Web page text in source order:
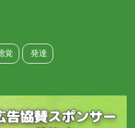
覚 発達